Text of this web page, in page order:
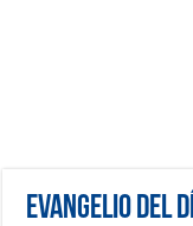
Evangelio del